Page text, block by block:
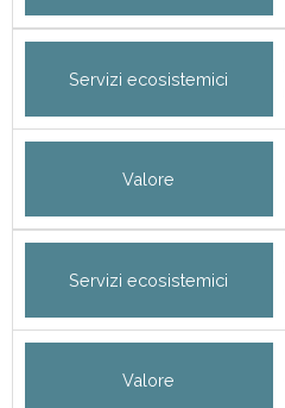
Servizi ecosistemici
Valore
Servizi ecosistemici
Valore